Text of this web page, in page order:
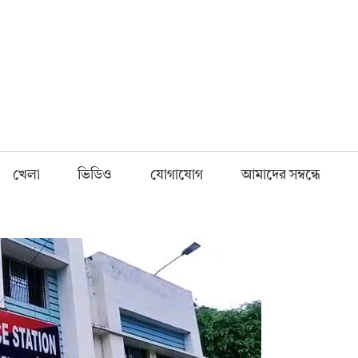
খেলা ভিডিও যোগাযোগ আমাদের সম্বন্ধে